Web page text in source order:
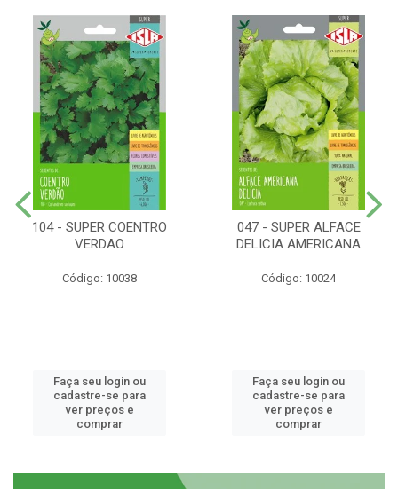
104 - SUPER COENTRO
VERDAO
Código: 10038
Faça seu login ou
cadastre-se para
ver preços e
comprar
047 - SUPER ALFACE
DELICIA AMERICANA
Código: 10024
Faça seu login ou
cadastre-se para
ver preços e
comprar